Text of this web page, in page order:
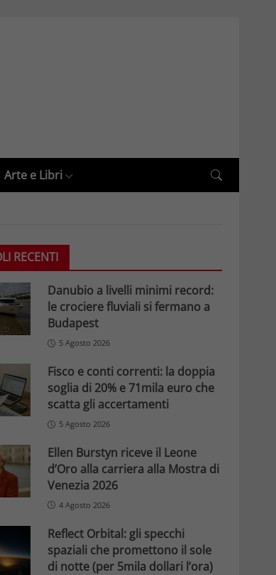
Arte e Libri
RECENTI
Danubio a livelli minimi record:
le crociere fluviali si fermano a
Budapest
5 Agosto 2026
Fisco e conti correnti: la doppia
soglia di 20% e 71mila euro che
scatta gli accertamenti
5 Agosto 2026
Ellen Burstyn riceve il Leone
d’Oro alla carriera alla Mostra di
Venezia 2026
4 Agosto 2026
Reflect Orbital: gli specchi
spaziali che promettono il sole
di notte (per 5mila dollari l’ora)